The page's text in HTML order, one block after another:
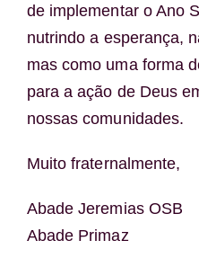
de implementar o Ano
nutrindo a esperança,
mas como uma forma
para a ação de Deus
nossas comunidades.
Muito fraternalmente,
Abade Jeremias OSB
Abade Primaz